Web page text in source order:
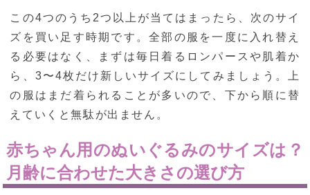
この4つのうち2つ以上が当てはまったら、次のサイ
ズを買い足す時期です。全部の服を一度に入れ替え
る必要はなく、まずは毎日着るロンパースや肌着か
ら、3〜4枚だけ新しいサイズにしてみましょう。上
の服はまだ着られることが多いので、下から順に替
えていくと無駄が出ません。
赤ちゃん用のぬいぐるみのサイズは？
月齢に合わせた大きさの選び方